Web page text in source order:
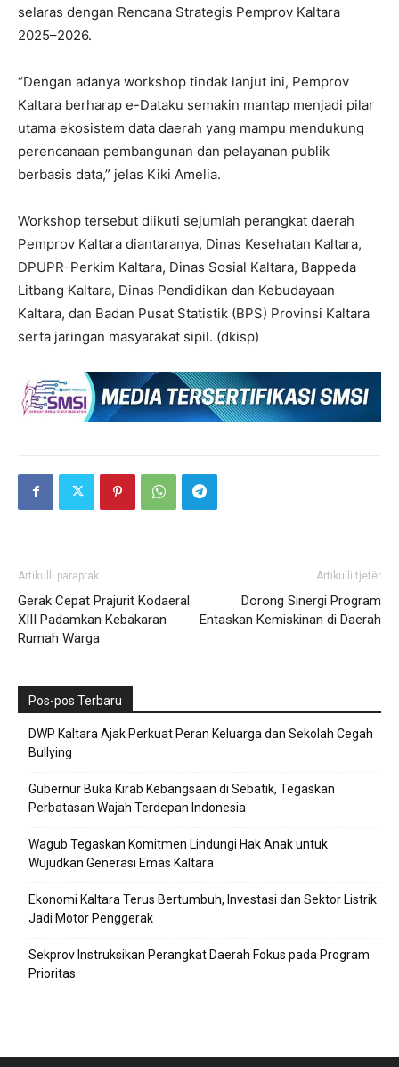
selaras dengan Rencana Strategis Pemprov Kaltara
2025–2026.
“Dengan adanya workshop tindak lanjut ini, Pemprov
Kaltara berharap e-Dataku semakin mantap menjadi pilar
utama ekosistem data daerah yang mampu mendukung
perencanaan pembangunan dan pelayanan publik
berbasis data,” jelas Kiki Amelia.
Workshop tersebut diikuti sejumlah perangkat daerah
Pemprov Kaltara diantaranya, Dinas Kesehatan Kaltara,
DPUPR-Perkim Kaltara, Dinas Sosial Kaltara, Bappeda
Litbang Kaltara, Dinas Pendidikan dan Kebudayaan
Kaltara, dan Badan Pusat Statistik (BPS) Provinsi Kaltara
serta jaringan masyarakat sipil. (dkisp)
Artikulli paraprak
Gerak Cepat Prajurit Kodaeral
XIII Padamkan Kebakaran
Rumah Warga
Artikulli tjetër
Dorong Sinergi Program
Entaskan Kemiskinan di Daerah
Pos-pos Terbaru
DWP Kaltara Ajak Perkuat Peran Keluarga dan Sekolah Cegah
Bullying
Gubernur Buka Kirab Kebangsaan di Sebatik, Tegaskan
Perbatasan Wajah Terdepan Indonesia
Wagub Tegaskan Komitmen Lindungi Hak Anak untuk
Wujudkan Generasi Emas Kaltara
Ekonomi Kaltara Terus Bertumbuh, Investasi dan Sektor Listrik
Jadi Motor Penggerak
Sekprov Instruksikan Perangkat Daerah Fokus pada Program
Prioritas